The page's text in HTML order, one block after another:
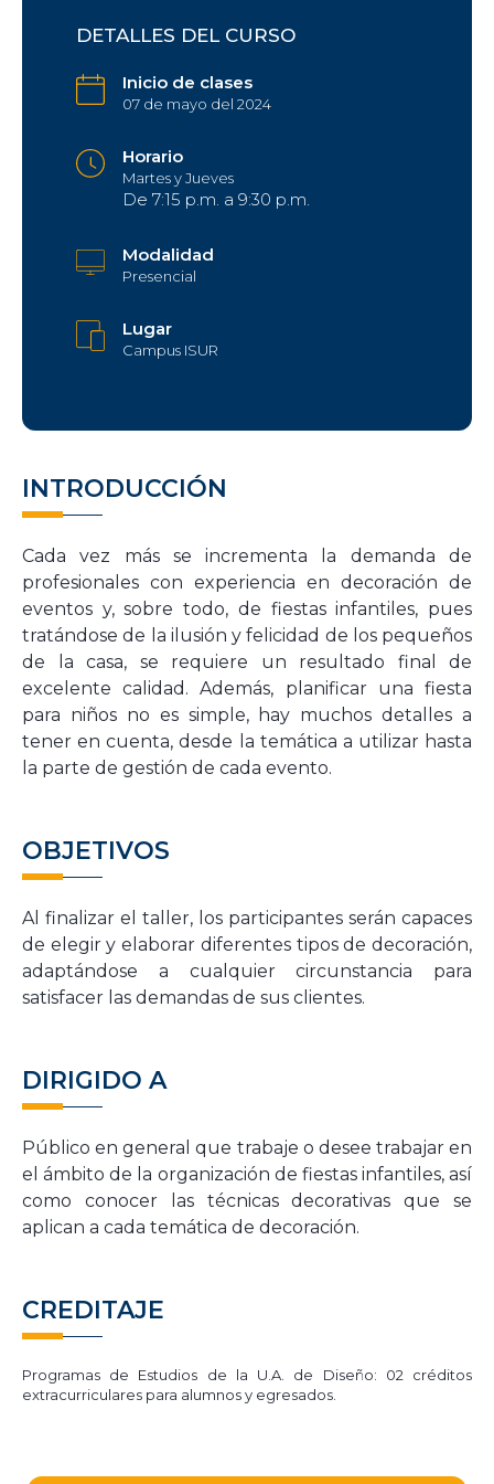
INTRODUCCIÓN
Cada vez más se incrementa la demanda de
profesionales con experiencia en decoración de
eventos y, sobre todo, de fiestas infantiles, pues
tratándose de la ilusión y felicidad de los pequeños
de la casa, se requiere un resultado final de
excelente calidad. Además, planificar una fiesta
para niños no es simple, hay muchos detalles a
tener en cuenta, desde la temática a utilizarhasta
la parte de gestión de cada evento.
OBJETIVOS
Al finalizar el taller, los participantes serán capaces
de elegir y elaborar diferentes tipos de decoración,
adaptándose a cualquier circunstancia para
satisfacer las demandas de sus clientes.
DIRIGIDO A
Público en general que trabaje o desee trabajar en
el ámbito de la organización de fiestas infantiles, así
como conocer las técnicas decorativas que se
aplican a cada temática de decoración.
CREDITAJE
Programas de Estudios de la U.A. de Diseño: 02 créditos
extracurriculares para alumnos y egresados.
DETALLES DEL CURSO
Inicio de clases
07 de mayo del 2024
Horario
Martes y Jueves
De 7:15 p.m. a 9:30 p.m.
Modalidad
Presencial
Lugar
Campus ISUR